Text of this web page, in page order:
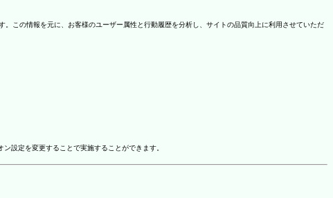
。この情報を元に、お客様のユーザー属性と行動履歴を分析し、サイトの品質向上に利用させていただ
設定を変更することで実施することができます。